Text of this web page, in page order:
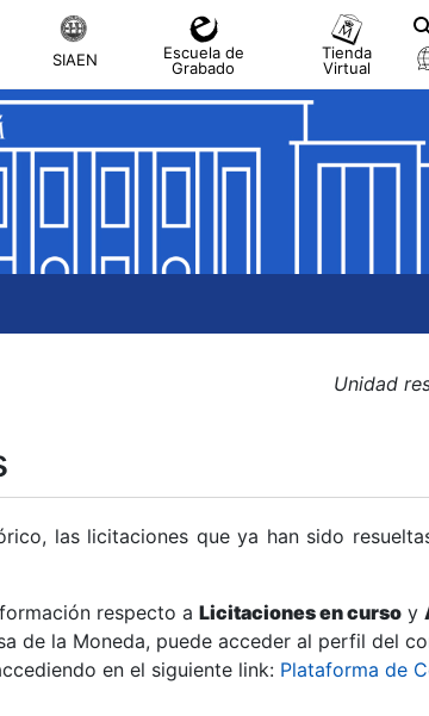
SIAEN
Escuela de
Grabado
Tienda
Virtual
Unidad
las licitaciones que ya han sido
respecto a Licitaciones en curso y
de la Moneda, puede acceder al perfil del
en el siguiente link: Plataforma de